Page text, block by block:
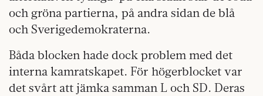
och gröna partierna, på andra sidan de blå
och Sverigedemokraterna.
Båda blocken hade dock problem med det
interna kamratskapet. För högerblocket var
det svårt att jämka samman L och SD. Deras